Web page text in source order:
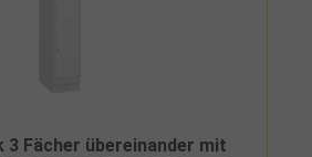
3 Fächer übereinander mit